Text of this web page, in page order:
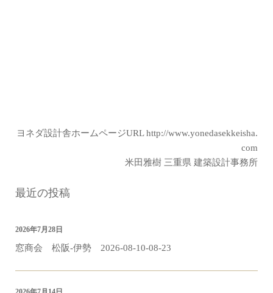
ヨネダ設計舎ホームページURLhttp://www.yonedasekkeisha.
com
米田雅樹 三重県 建築設計事務所
最近の投稿
窓商会 松阪-伊勢 2026-08-10-08-23
2026年7月28日